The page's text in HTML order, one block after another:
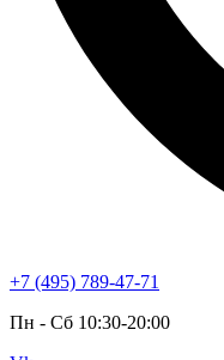
+7 (495) 789-47-71
Пн - Cб 10:30-20:00